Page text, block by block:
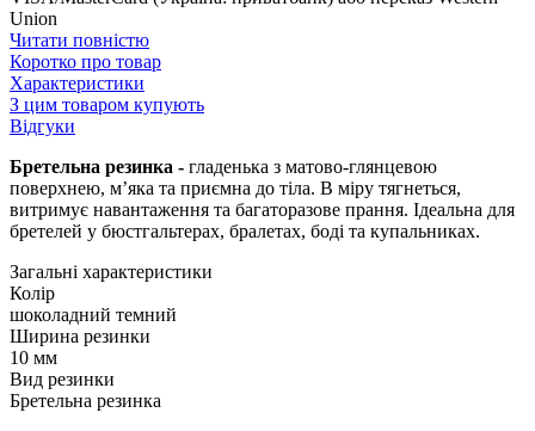
Union
Читати повністю
Коротко про товар
Характеристики
З цим товаром купують
Відгуки
Бретельна резинка - гладенька з матово-глянцевою
поверхнею, м’яка та приємна до тіла. В міру тягнеться,
витримує навантаження та багаторазове прання. Ідеальна для
бретелей у бюстгальтерах, бралетах, боді та купальниках.
Загальні характеристики
Колір
шоколадний темний
Ширина резинки
10 мм
Вид резинки
Бретельна резинка